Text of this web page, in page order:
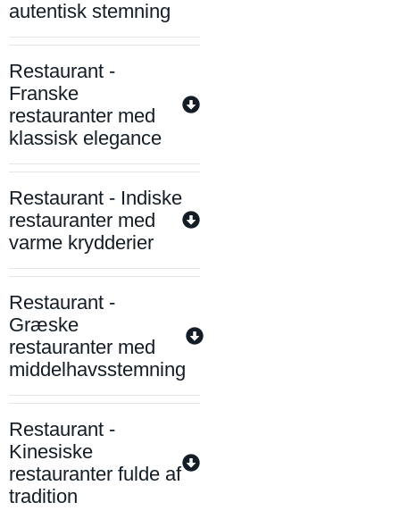
autentisk stemning
Restaurant -
Franske
restauranter med
klassisk elegance
Restaurant - Indiske
restauranter med
varme krydderier
Restaurant -
Græske
restauranter med
middelhavsstemning
Restaurant -
Kinesiske
restauranter fulde af
tradition